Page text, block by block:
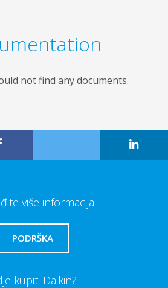
not find any documents.
više informacija
PODRŠKA
kupiti Daikin?